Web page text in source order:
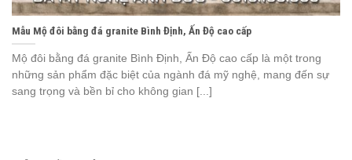
Mẫu Mộ đôi bằng đá granite Bình Định, Ấn Độ cao cấp
Mộ đôi bằng đá granite Bình Định, Ấn Độ cao cấp là một trong
những sản phẩm đặc biệt của ngành đá mỹ nghệ, mang đến sự
sang trọng và bền bỉ cho không gian [...]